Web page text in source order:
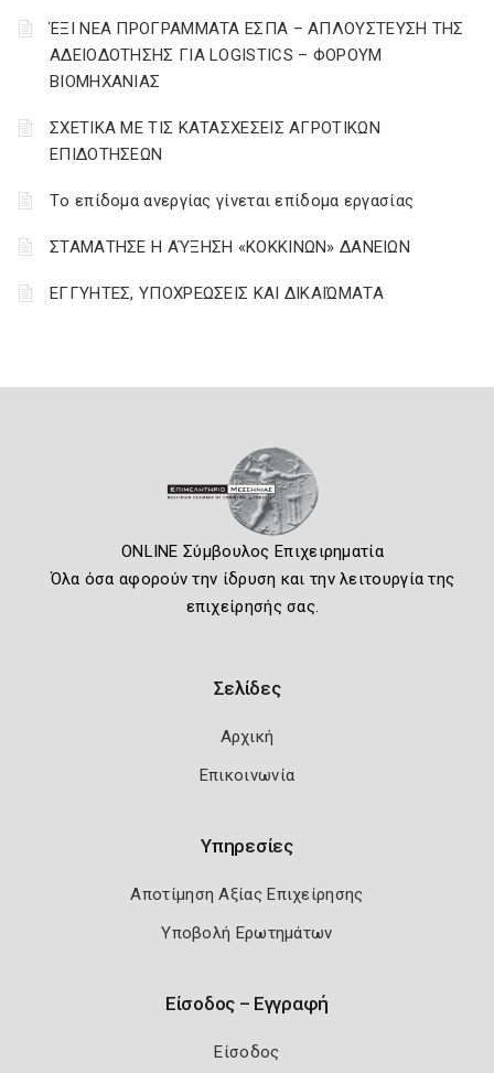
ΈΞΙ ΝΕΑ ΠΡΟΓΡΑΜΜΑΤΑ ΕΣΠΑ – AΠΛΟΥΣΤΕΥΣΗ ΤΗΣ
ΑΔΕΙΟΔΟΤΗΣΗΣ ΓΙΑ LOGISTICS – ΦΟΡΟΥΜ
ΒΙΟΜΗΧΑΝΙΑΣ
ΣΧΕΤΙΚΑ ΜΕ ΤΙΣ ΚΑΤΑΣΧΕΣΕΙΣ ΑΓΡΟΤΙΚΩΝ
ΕΠΙΔΟΤΗΣΕΩΝ
Tο επίδομα ανεργίας γίνεται επίδομα εργασίας
ΣΤΑΜΑΤΗΣΕ Η ΑΎΞΗΣΗ «ΚΟΚΚΙΝΩΝ» ΔΑΝΕΙΩΝ
ΕΓΓΥΗΤΕΣ, ΥΠΟΧΡΕΩΣΕΙΣ ΚΑΙ ΔΙΚΑΙΏΜΑΤΑ
ONLINE Σύμβουλος Επιχειρηματία
Όλα όσα αφορούν την ίδρυση και την λειτουργία της
επιχείρησής σας.
Σελίδες
Αρχική
Επικοινωνία
Υπηρεσίες
Αποτίμηση Αξίας Επιχείρησης
Υποβολή Ερωτημάτων
Είσοδος – Εγγραφή
Είσοδος